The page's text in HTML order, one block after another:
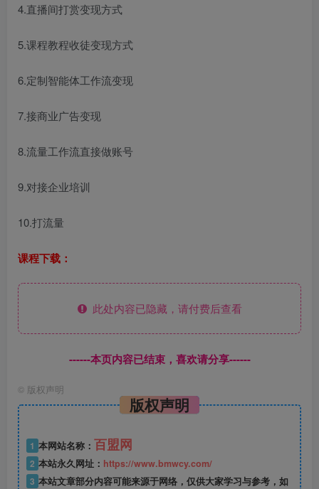
4.直播间打赏变现方式
5.课程教程收徒变现方式
6.定制智能体工作流变现
7.接商业广告变现
8.流量工作流直接做账号
9.对接企业培训
10.打流量
课程下载：
此处内容已隐藏，请付费后查看
------本页内容已结束，喜欢请分享------
© 版权声明
版权声明
1 本网站名称： 百盟网
2 本站永久网址： https://www.bmwcy.com/
3 本站文章部分内容可能来源于网络，仅供大家学习与参考，如